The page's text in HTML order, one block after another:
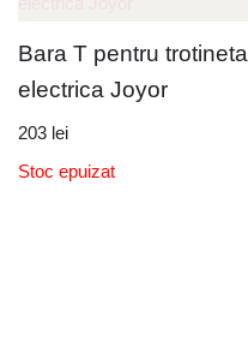
Bara T pentru trotineta
electrica Joyor
203 lei
Stoc epuizat